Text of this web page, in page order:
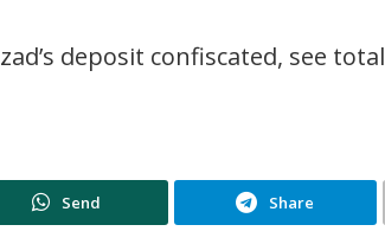
deposit confiscated, see total
Send Share